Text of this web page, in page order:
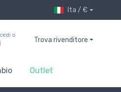
Ita / €
o
Trova rivenditore
Outlet